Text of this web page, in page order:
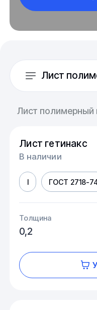
Лист
Лист полимерный
Лист гетинакс
В наличии
I ГОСТ 2718-
Толщина
0,2